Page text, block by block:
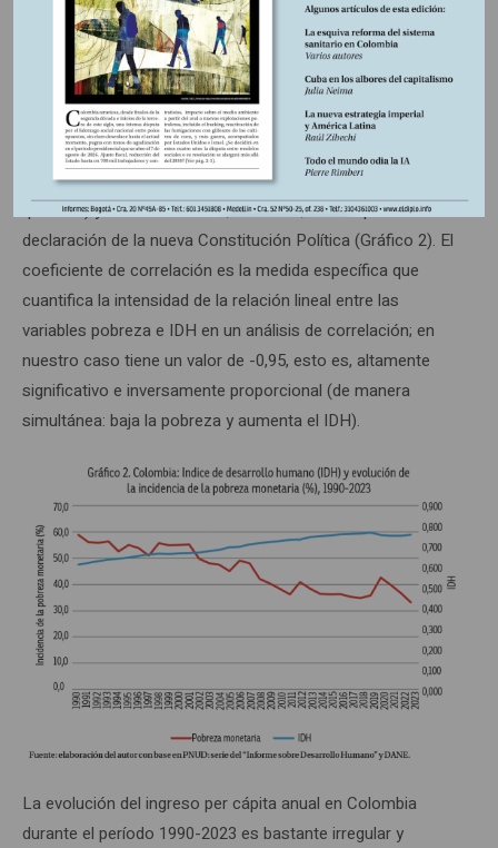
45,6 por ciento; el coeficiente de variación es de 18,3 por
ciento. El rango de la pobreza es de 25,9 puntos
porcentuales; el valor mínimo es de 33,0 por ciento en el
año 2023 (producto de las políticas públicas
asistencialistas que transfieren dinero en efectivo para
subsidiar el consumo de las familias consideradas
“pobres”) y el máximo de 58,9 en 1990, un año previo a la
declaración de la nueva Constitución Política (Gráfico 2). El
coeficiente de correlación es la medida específica que
cuantifica la intensidad de la relación lineal entre las
variables pobreza e IDH en un análisis de correlación; en
nuestro caso tiene un valor de -0,95, esto es, altamente
significativo e inversamente proporcional (de manera
simultánea: baja la pobreza y aumenta el IDH).
La evolución del ingreso per cápita anual en Colombia
durante el período 1990-2023 es bastante irregular y